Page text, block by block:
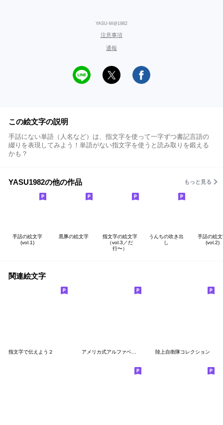
YASU-M@1982
注意事項
通報
この絵文字の説明
手話にない単語（人名など）は、指文字を使って一字ずつ書記言語の
綴りを表現してみよう！単語がない指文字を使うと読み取りを鍛える
かも？
YASU1982の他の作品 もっと見る
手話の絵文字
(vol.1)
黒豚の絵文字
指文字の絵文字
（vol.3／だ
行〜）
うんちの吹き出
し
手話の絵
(vol.2)
関連絵文字
指文字で伝えよう２ 陸上自衛隊コレクション